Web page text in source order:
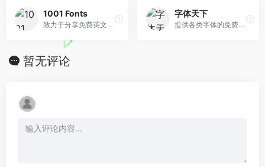
1001 Fonts
致力于分享免费英文字体的站点
字体天下
提供各类字体的免费下载和在...
暂无评论